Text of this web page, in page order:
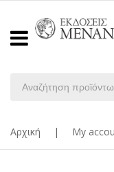
Αρχική | My